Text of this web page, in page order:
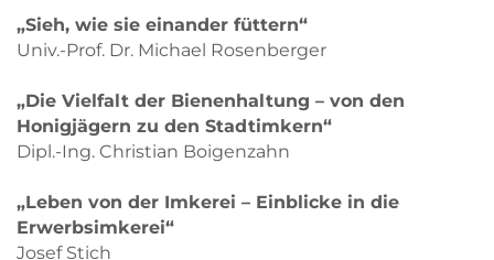
„Sieh, wie sie einander füttern“
Univ.-Prof. Dr. Michael Rosenberger
„Die Vielfalt der Bienenhaltung – von den
Honigjägern zu den Stadtimkern“
Dipl.-Ing. Christian Boigenzahn
„Leben von der Imkerei – Einblicke in die
Erwerbsimkerei“
Josef Stich